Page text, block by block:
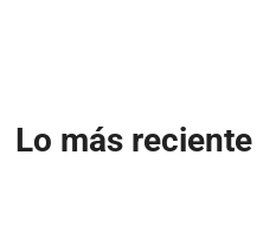
Lo más reciente